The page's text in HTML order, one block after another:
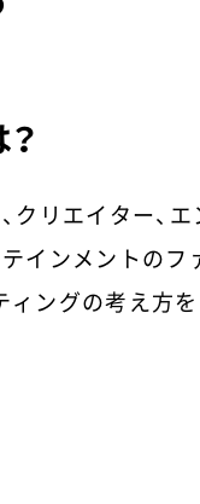
クリエイター、
インメントの
ングの考え方を